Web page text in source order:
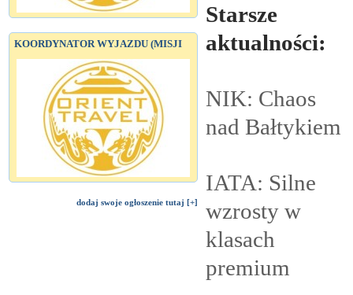
KOORDYNATOR WYJAZDU (MISJI
dodaj swoje ogłoszenie tutaj [+]
Starsze
aktualności:
NIK: Chaos
nad Bałtykiem
IATA: Silne
wzrosty w
klasach
premium